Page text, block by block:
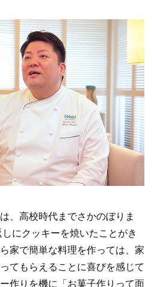
、高校時代までさかのぼりま
にクッキーを焼いたことがき
家で簡単な料理を作っては、家
てもらえることに喜びを感じて
作りを機に「お菓子作りって面